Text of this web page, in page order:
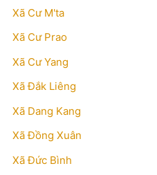
Xã Cư M'ta
Xã Cư Prao
Xã Cư Yang
Xã Đắk Liêng
Xã Dang Kang
Xã Đồng Xuân
Xã Đức Bình